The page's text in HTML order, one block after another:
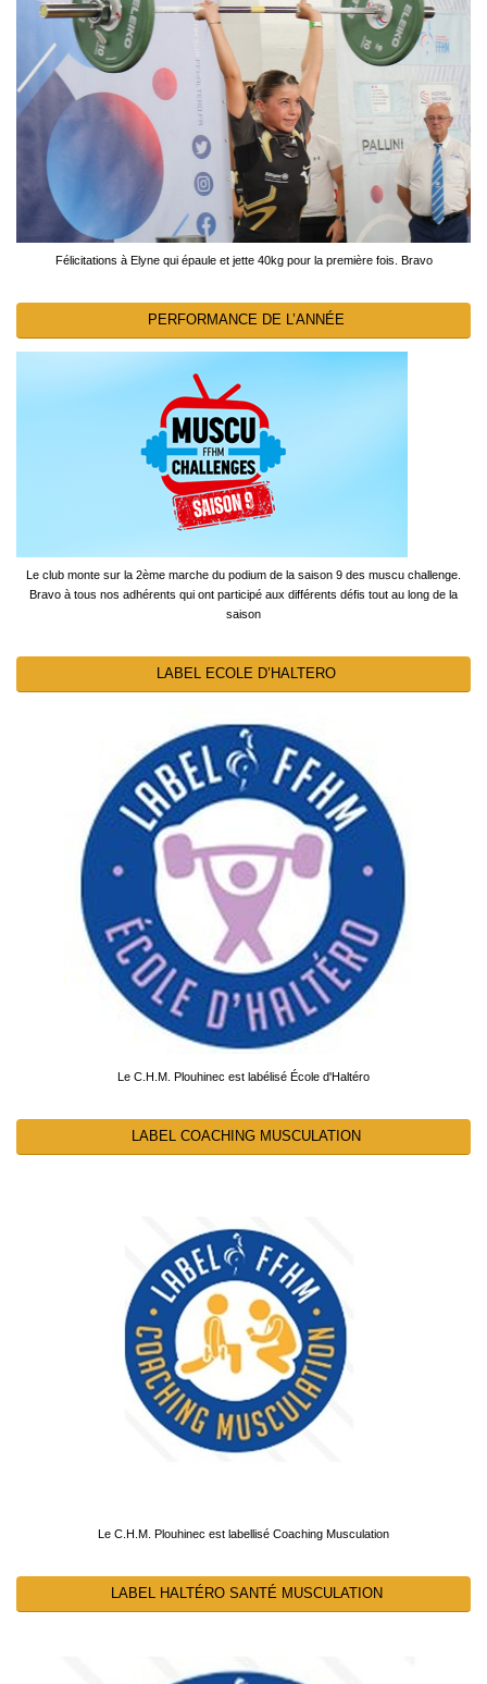
Félicitations à Elyne qui épaule et jette 40kg pour la première fois. Bravo
PERFORMANCE DE L’ANNÉE
Le club monte sur la 2ème marche du podium de la saison 9 des muscu challenge.
Bravo à tous nos adhérents qui ont participé aux différents défis tout au long de la
saison
LABEL ECOLE D’HALTERO
Le C.H.M. Plouhinec est labélisé École d'Haltéro
LABEL COACHING MUSCULATION
Le C.H.M. Plouhinec est labellisé Coaching Musculation
LABEL HALTÉRO SANTÉ MUSCULATION